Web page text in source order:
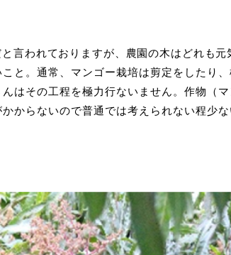
言われておりますが、農園の木はどれも
と。通常、マンゴー栽培は剪定をしたり
はその工程を極力行ないません。作物（
からないので普通では考えられない程少